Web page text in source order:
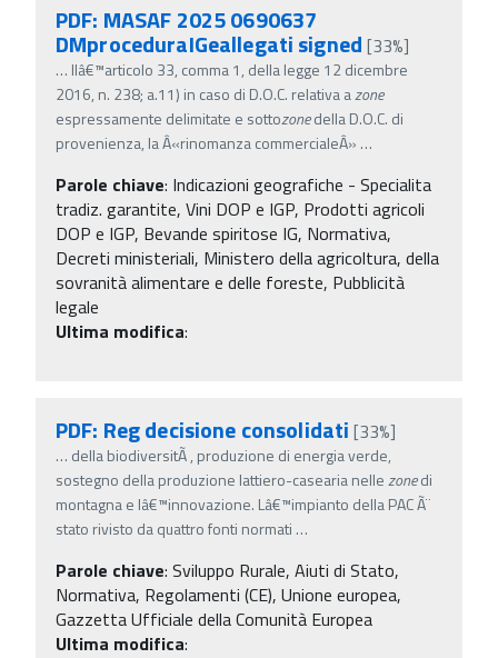
PDF: MASAF 2025 0690637
DMproceduraIGeallegati signed [33%]
… llâ€™articolo 33, comma 1, della legge 12 dicembre
2016, n. 238; a.11) in caso di D.O.C. relativa azone
espressamente delimitate e sottozonedella D.O.C. di
provenienza, la Â«rinomanza commercialeÂ» …
Parole chiave: Indicazioni geografiche - Specialita
tradiz. garantite, Vini DOP e IGP, Prodotti agricoli
DOP e IGP, Bevande spiritose IG, Normativa,
Decreti ministeriali, Ministero della agricoltura, della
sovranità alimentare e delle foreste, Pubblicità
legale
Ultima modifica:
PDF: Reg decisione consolidati [33%]
… della biodiversitÃ , produzione di energia verde,
sostegno della produzione lattiero-casearia nellezonedi
montagna e lâ€™innovazione. Lâ€™impianto della PAC Ã¨
stato rivisto da quattro fonti normati …
Parole chiave: Sviluppo Rurale, Aiuti di Stato,
Normativa, Regolamenti (CE), Unione europea,
Gazzetta Ufficiale della Comunità Europea
Ultima modifica: